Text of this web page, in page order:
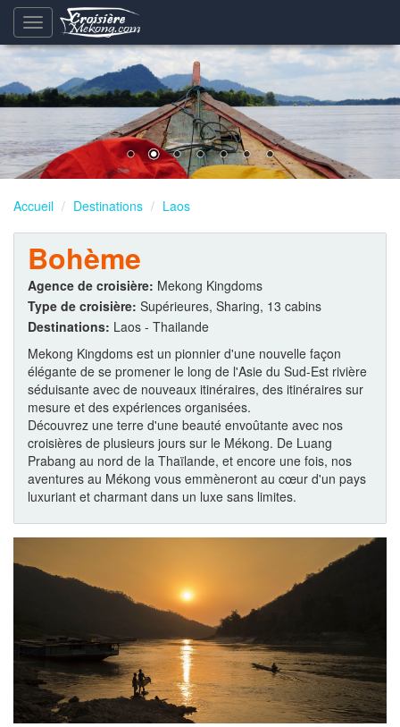
Basculement
de
la
navigation
Accueil Destinations Laos
Bohème
Agence de croisière: Mekong Kingdoms
Type de croisière: Supérieures, Sharing, 13 cabins
Destinations: Laos - Thailande
Mekong Kingdoms est un pionnier d'une nouvelle façon
élégante de se promener le long de l'Asie du Sud-Est rivière
séduisante avec de nouveaux itinéraires, des itinéraires sur
mesure et des expériences organisées.
Découvrez une terre d'une beauté envoûtante avec nos
croisières de plusieurs jours sur le Mékong. De Luang
Prabang au nord de la Thaïlande, et encore une fois, nos
aventures au Mékong vous emmèneront au cœur d'un pays
luxuriant et charmant dans un luxe sans limites.